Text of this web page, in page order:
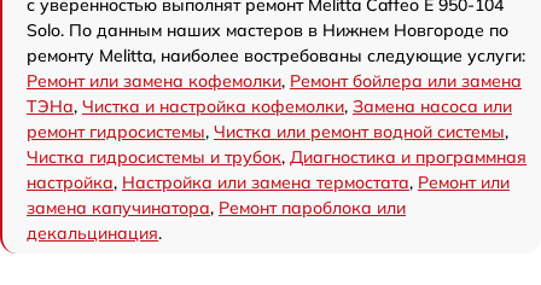
с уверенностью выполнят ремонт Melitta Caffeo E 950-104
Solo. По данным наших мастеров в Нижнем Новгороде по
ремонту Melitta, наиболее востребованы следующие услуги:
Ремонт или замена кофемолки, Ремонт бойлера или замена
ТЭНа, Чистка и настройка кофемолки, Замена насоса или
ремонт гидросистемы, Чистка или ремонт водной системы,
Чистка гидросистемы и трубок, Диагностика и программная
настройка, Настройка или замена термостата, Ремонт или
замена капучинатора, Ремонт пароблока или
декальцинация.